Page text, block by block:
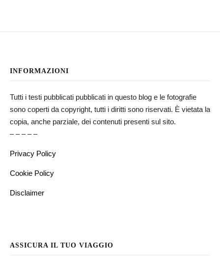
INFORMAZIONI
Tutti i testi pubblicati pubblicati in questo blog e le fotografie
sono coperti da copyright, tutti i diritti sono riservati. È vietata la
copia, anche parziale, dei contenuti presenti sul sito.
– – – – –
Privacy Policy
Cookie Policy
Disclaimer
ASSICURA IL TUO VIAGGIO